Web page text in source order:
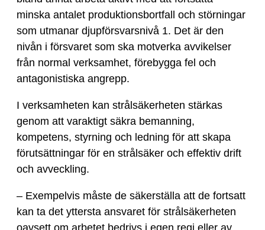
minska antalet produktionsbortfall och störningar
som utmanar djupförsvarsnivå 1. Det är den
nivån i försvaret som ska motverka avvikelser
från normal verksamhet, förebygga fel och
antagonistiska angrepp.
I verksamheten kan strålsäkerheten stärkas
genom att varaktigt säkra bemanning,
kompetens, styrning och ledning för att skapa
förutsättningar för en strålsäker och effektiv drift
och avveckling.
– Exempelvis måste de säkerställa att de fortsatt
kan ta det yttersta ansvaret för strålsäkerheten
oavsett om arbetet bedrivs i egen regi eller av